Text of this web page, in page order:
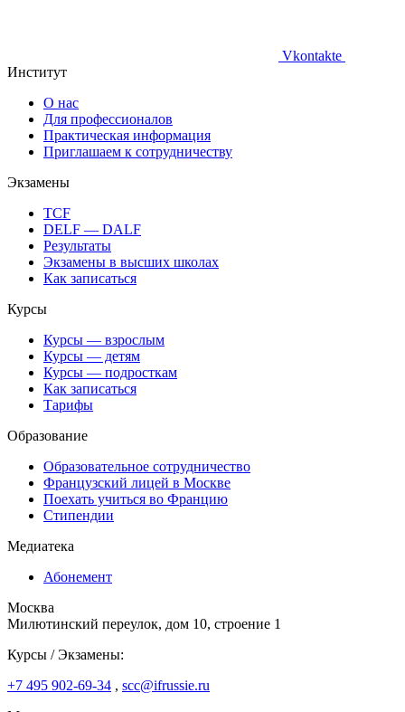
Vkontakte
Институт
О нас
Для профессионалов
Практическая информация
Приглашаем к сотрудничеству
Экзамены
TCF
DELF — DALF
Результаты
Экзамены в высших школах
Как записаться
Курсы
Курсы — взрослым
Курсы — детям
Курсы — подросткам
Как записаться
Тарифы
Образование
Образовательное сотрудничество
Французский лицей в Москве
Поехать учиться во Францию
Стипендии
Медиатека
Абонемент
Москва
Милютинский переулок, дом 10, строение 1
Курсы / Экзамены:
+7 495 902-69-34 , scc@ifrussie.ru